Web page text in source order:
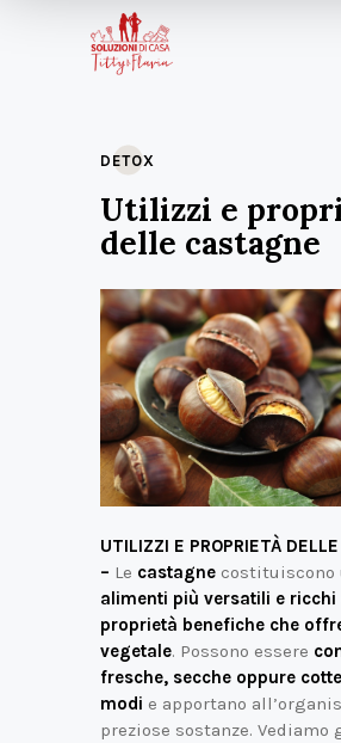
DETOX
Utilizzi e
delle castagne
UTILIZZI E PROPRIETÀ
– Le castagne costituiscono
alimenti più versatili e ricchi
proprietà benefiche che
vegetale. Possono essere
fresche, secche oppure
modi e apportano
preziose sostanze. Vediamo